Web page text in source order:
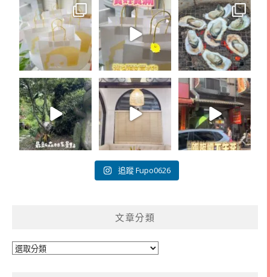
追蹤 Fupo0626
文章分類
文